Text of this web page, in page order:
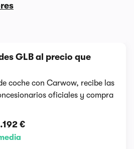
GLB al precio que
coche con Carwow, recibe las
oficiales y compra
€